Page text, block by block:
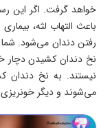
خواهد گرفت. اگر این
باعث التهاب لثه،
رفتن دندان می‌شود. شما
نخ دندان کشیدن دچار
نیستند. به نخ دندان
می‌شوند و دیگر